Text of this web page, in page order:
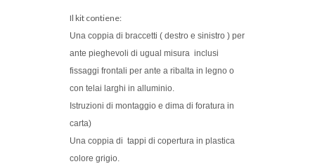
Il kit contiene:
Una coppia di braccetti ( destro e sinistro ) per
ante pieghevoli di ugual misura inclusi
fissaggi frontali per ante a ribalta in legno o
con telai larghi in alluminio.
Istruzioni di montaggio e dima di foratura in
carta)
Una coppia di tappi di copertura in plastica
colore grigio.